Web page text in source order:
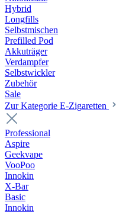
Hybrid
Longfills
Selbstmischen
Prefilled Pod
Akkuträger
Verdampfer
Selbstwickler
Zubehör
Sale
Zur Kategorie E-Zigaretten
Professional
Aspire
Geekvape
VooPoo
Innokin
X-Bar
Basic
Innokin